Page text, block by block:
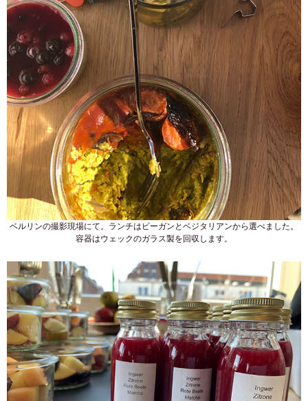
ベルリンの撮影現場にて。ランチはビーガンとベジタリアンから選べました。
容器はウェックのガラス製を回収します。